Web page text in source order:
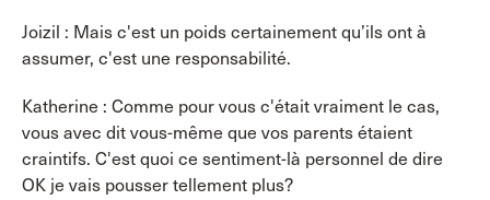
Joizil : Mais c'est un poids certainement qu’ils ont à
assumer, c'est une responsabilité.
Katherine : Comme pour vous c'était vraiment le cas,
vous avec dit vous-même que vos parents étaient
craintifs. C'est quoi ce sentiment-là personnel de dire
OK je vais pousser tellement plus?